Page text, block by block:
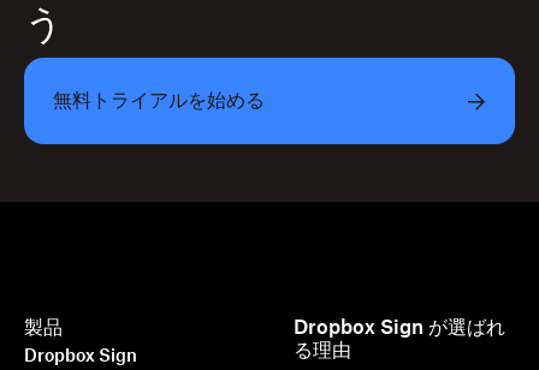
う
無料トライアルを始める
製品
Dropbox Sign
Dropbox Sign が選ばれ
る理由